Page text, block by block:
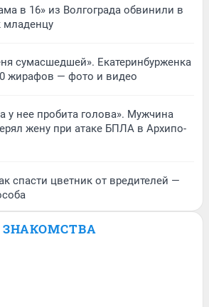
в 16» из Волгограда обвинили в
младенцу
сумасшедшей». Екатеринбурженка
жирафов — фото и видео
у нее пробита голова». Мужчина
жену при атаке БПЛА в Архипо-
спасти цветник от вредителей —
ЗНАКОМСТВА